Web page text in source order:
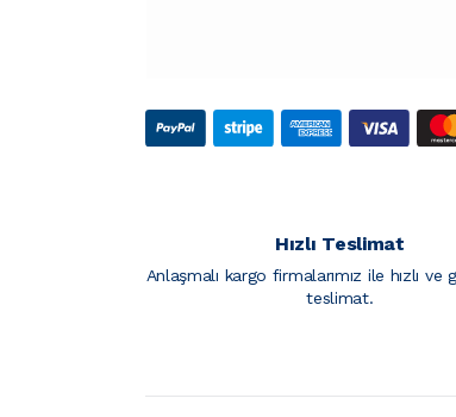
Hızlı Teslimat
Anlaşmalı kargo firmalarımız ile hızlı ve
teslimat.